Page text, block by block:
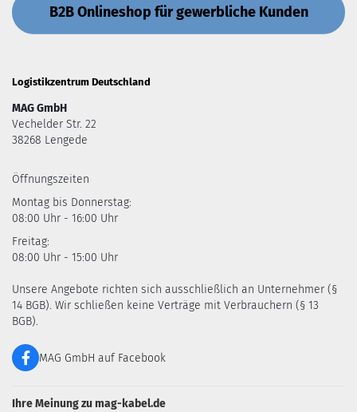
B2B Onlineshop für gewerbliche Kunden
Logistikzentrum Deutschland
MAG GmbH
Vechelder Str. 22
38268 Lengede
Öffnungszeiten
Montag bis Donnerstag:
08:00 Uhr - 16:00 Uhr
Freitag:
08:00 Uhr - 15:00 Uhr
Unsere Angebote richten sich ausschließlich an Unternehmer (§
14 BGB). Wir schließen keine Verträge mit Verbrauchern (§ 13
BGB).
MAG GmbH auf Facebook
Ihre Meinung zu mag-kabel.de